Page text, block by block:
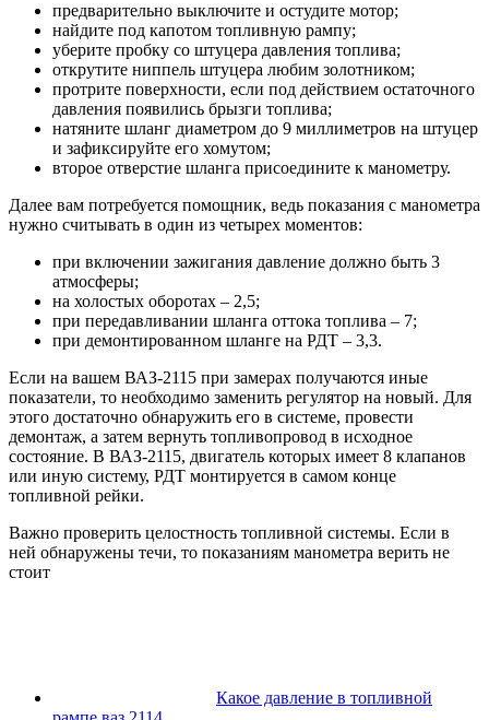
предварительно выключите и остудите мотор;
найдите под капотом топливную рампу;
уберите пробку со штуцера давления топлива;
открутите ниппель штуцера любим золотником;
протрите поверхности, если под действием остаточного
давления появились брызги топлива;
натяните шланг диаметром до 9 миллиметров на штуцер
и зафиксируйте его хомутом;
второе отверстие шланга присоедините к манометру.
Далее вам потребуется помощник, ведь показания с манометра
нужно считывать в один из четырех моментов:
при включении зажигания давление должно быть 3
атмосферы;
на холостых оборотах – 2,5;
при передавливании шланга оттока топлива – 7;
при демонтированном шланге на РДТ – 3,3.
Если на вашем ВАЗ-2115 при замерах получаются иные
показатели, то необходимо заменить регулятор на новый. Для
этого достаточно обнаружить его в системе, провести
демонтаж, а затем вернуть топливопровод в исходное
состояние. В ВАЗ-2115, двигатель которых имеет 8 клапанов
или иную систему, РДТ монтируется в самом конце
топливной рейки.
Важно проверить целостность топливной системы. Если в
ней обнаружены течи, то показаниям манометра верить не
стоит
Какое давление в топливной